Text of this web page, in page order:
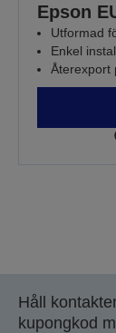
Epson
Utformad
Enkel
Återexport
Håll
kupongkod